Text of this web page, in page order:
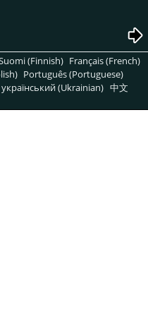
(Finnish) Français (French)
Português (Portuguese)
український (Ukrainian) 中文